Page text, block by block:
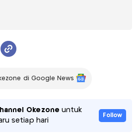
di Google News
Okezone untuk
setiap hari
Follow